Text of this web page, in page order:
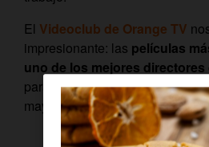
El Videoclub de Orange TV
impresionante: las películas
uno de los mejores directores
para que nos demos un atracón
mayúsculas.